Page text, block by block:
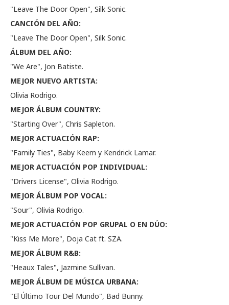
"Leave The Door Open", Silk Sonic.
CANCIÓN DEL AÑO:
"Leave The Door Open", Silk Sonic.
ÁLBUM DEL AÑO:
"We Are", Jon Batiste.
MEJOR NUEVO ARTISTA:
Olivia Rodrigo.
MEJOR ÁLBUM COUNTRY:
"Starting Over", Chris Sapleton.
MEJOR ACTUACIÓN RAP:
"Family Ties", Baby Keem y Kendrick Lamar.
MEJOR ACTUACIÓN POP INDIVIDUAL:
"Drivers License", Olivia Rodrigo.
MEJOR ÁLBUM POP VOCAL:
"Sour", Olivia Rodrigo.
MEJOR ACTUACIÓN POP GRUPAL O EN DÚO:
"Kiss Me More", Doja Cat ft. SZA.
MEJOR ÁLBUM R&B:
"Heaux Tales", Jazmine Sullivan.
MEJOR ÁLBUM DE MÚSICA URBANA:
"El Último Tour Del Mundo", Bad Bunny.